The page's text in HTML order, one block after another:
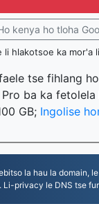
kenya ho tloha
li hlakotsoe ka mor'a
tse fihlang
ba ka
GB; Ingolise
la hau la domain,
Li-privacy le DNS tse